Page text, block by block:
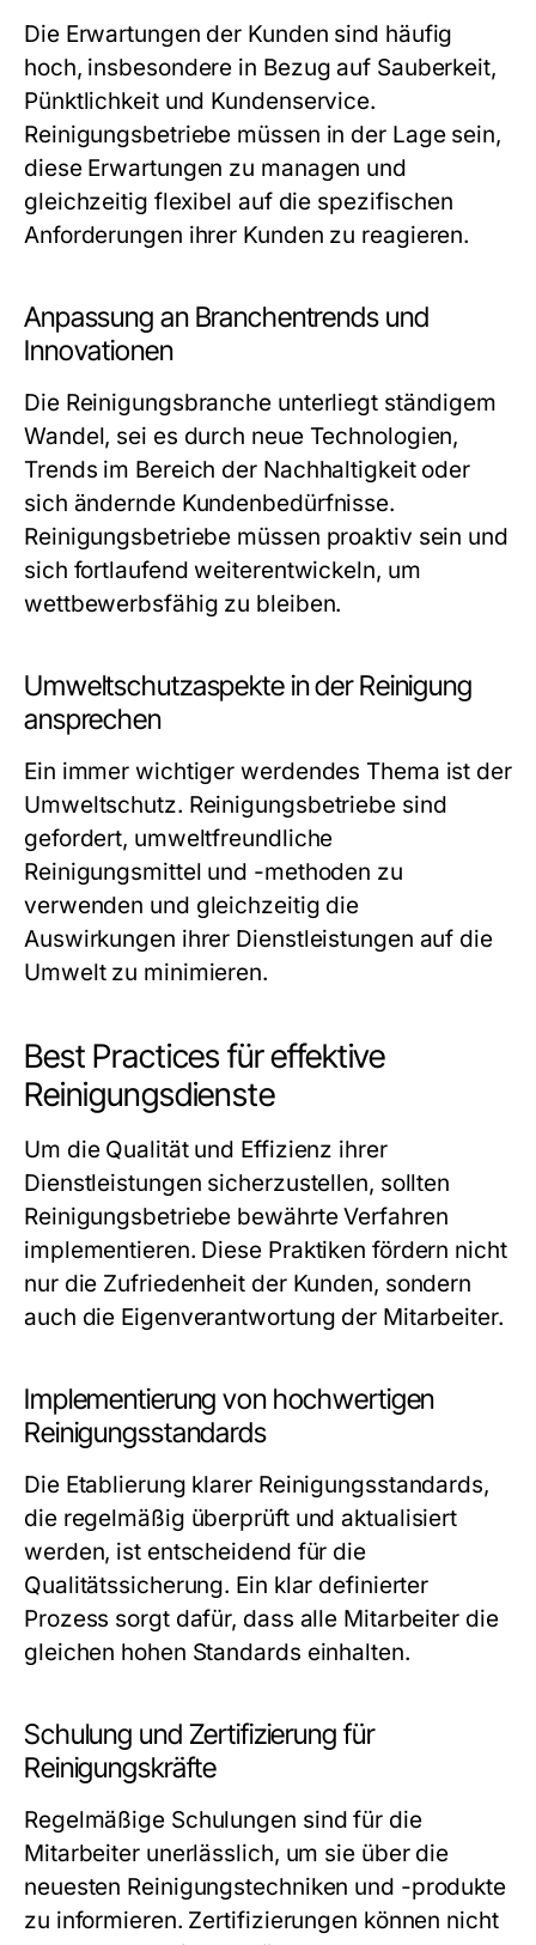
Die Erwartungen der Kunden sind häufig
hoch, insbesondere in Bezug auf Sauberkeit,
Pünktlichkeit und Kundenservice.
Reinigungsbetriebe müssen in der Lage sein,
diese Erwartungen zu managen und
gleichzeitig flexibel auf die spezifischen
Anforderungen ihrer Kunden zu reagieren.
Anpassung an Branchentrends und
Innovationen
Die Reinigungsbranche unterliegt ständigem
Wandel, sei es durch neue Technologien,
Trends im Bereich der Nachhaltigkeit oder
sich ändernde Kundenbedürfnisse.
Reinigungsbetriebe müssen proaktiv sein und
sich fortlaufend weiterentwickeln, um
wettbewerbsfähig zu bleiben.
Umweltschutzaspekte in der Reinigung
ansprechen
Ein immer wichtiger werdendes Thema ist der
Umweltschutz. Reinigungsbetriebe sind
gefordert, umweltfreundliche
Reinigungsmittel und -methoden zu
verwenden und gleichzeitig die
Auswirkungen ihrer Dienstleistungen auf die
Umwelt zu minimieren.
Best Practices für effektive
Reinigungsdienste
Um die Qualität und Effizienz ihrer
Dienstleistungen sicherzustellen, sollten
Reinigungsbetriebe bewährte Verfahren
implementieren. Diese Praktiken fördern nicht
nur die Zufriedenheit der Kunden, sondern
auch die Eigenverantwortung der Mitarbeiter.
Implementierung von hochwertigen
Reinigungsstandards
Die Etablierung klarer Reinigungsstandards,
die regelmäßig überprüft und aktualisiert
werden, ist entscheidend für die
Qualitätssicherung. Ein klar definierter
Prozess sorgt dafür, dass alle Mitarbeiter die
gleichen hohen Standards einhalten.
Schulung und Zertifizierung für
Reinigungskräfte
Regelmäßige Schulungen sind für die
Mitarbeiter unerlässlich, um sie über die
neuesten Reinigungstechniken und -produkte
zu informieren. Zertifizierungen können nicht